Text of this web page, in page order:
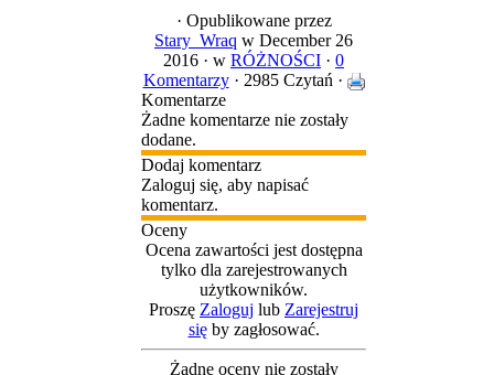
· Opublikowane przez
Stary_Wraq w December 26
2016 · w RÓŻNOŚCI · 0
Komentarzy· 2985 Czytań ·
Komentarze
Żadne komentarze nie zostały
dodane.
Dodaj komentarz
Zaloguj się, aby napisać
komentarz.
Oceny
Ocena zawartości jest dostępna
tylko dla zarejestrowanych
użytkowników.
Proszę Zaloguj lub Zarejestruj
sięby zagłosować.
Żadne oceny nie zostały